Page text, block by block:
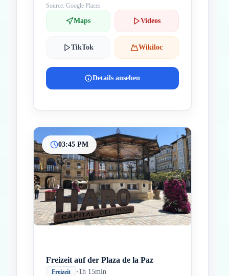
Source: Google Places
Maps Videos
TikTok Wikiloc
Details ansehen
03:45 PM
Freizeit auf der Plaza de la Paz
Freizeit •1h 15min